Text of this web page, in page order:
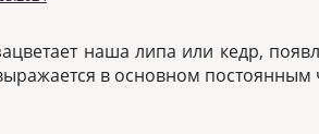
наша липа или кедр,
в основном постоянным